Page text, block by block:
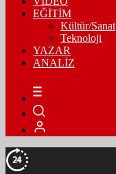
EĞİTİM
Kültür/Sanat
Teknoloji
YAZAR
ANALİZ